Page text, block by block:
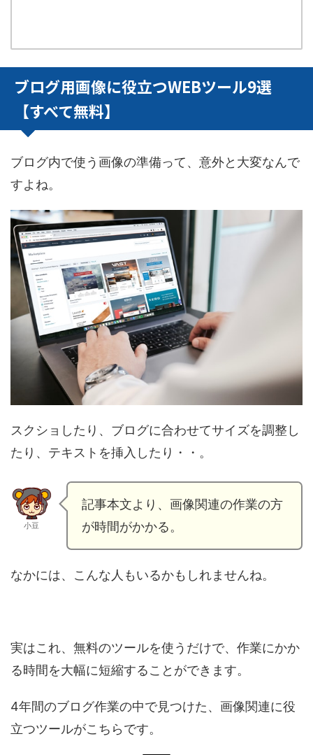
ブログ用画像に役立つWEBツール9選
【すべて無料】
ブログ内で使う画像の準備って、意外と大変なんで
すよね。
スクショしたり、ブログに合わせてサイズを調整し
たり、テキストを挿入したり・・。
小豆
記事本文より、画像関連の作業の方
が時間がかかる。
なかには、こんな人もいるかもしれませんね。
実はこれ、無料のツールを使うだけで、作業にかか
る時間を大幅に短縮することができます。
4年間のブログ作業の中で見つけた、画像関連に役
立つツールがこちらです。